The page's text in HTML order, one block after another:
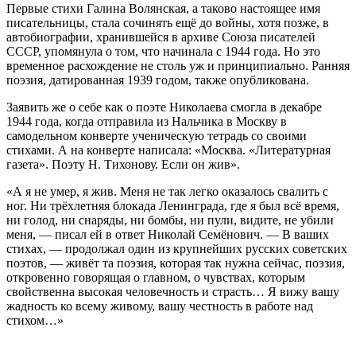
Первые стихи Галина Волянская, а таково настоящее имя
писательницы, стала сочинять ещё до войны, хотя позже, в
автобиографии, хранившейся в архиве Союза писателей
СССР, упомянула о том, что начинала с 1944 года. Но это
временное расхождение не столь уж и принципиально. Ранняя
поэзия, датированная 1939 годом, также опубликована.
Заявить же о себе как о поэте Николаева смогла в декабре
1944 года, когда отправила из Нальчика в Москву в
самодельном конверте ученическую тетрадь со своими
стихами. А на конверте написала: «Москва. «Литературная
газета». Поэту Н. Тихонову. Если он жив».
«А я не умер, я жив. Меня не так легко оказалось свалить с
ног. Ни трёхлетняя блокада Ленинграда, где я был всё время,
ни голод, ни снаряды, ни бомбы, ни пули, видите, не убили
меня, — писал ей в ответ Николай Семёнович. — В ваших
стихах, — продолжал один из крупнейших русских советских
поэтов, — живёт та поэзия, которая так нужна сейчас, поэзия,
откровенно говорящая о главном, о чувствах, которым
свойственна высокая человечность и страсть… Я вижу вашу
жадность ко всему живому, вашу честность в работе над
стихом…»